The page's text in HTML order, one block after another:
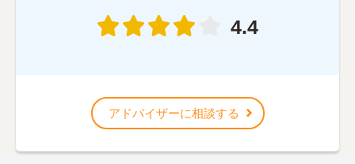
4.4
アドバイザーに相談する